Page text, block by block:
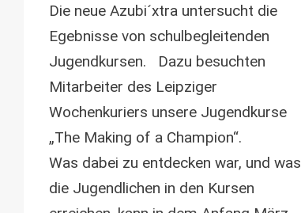
Die neue Azubi´xtra untersucht die
Egebnisse von schulbegleitenden
Jugendkursen. Dazu besuchten
Mitarbeiter des Leipziger
Wochenkuriers unsere Jugendkurse
„The Making of a Champion“.
Was dabei zu entdecken war, und was
die Jugendlichen in den Kursen